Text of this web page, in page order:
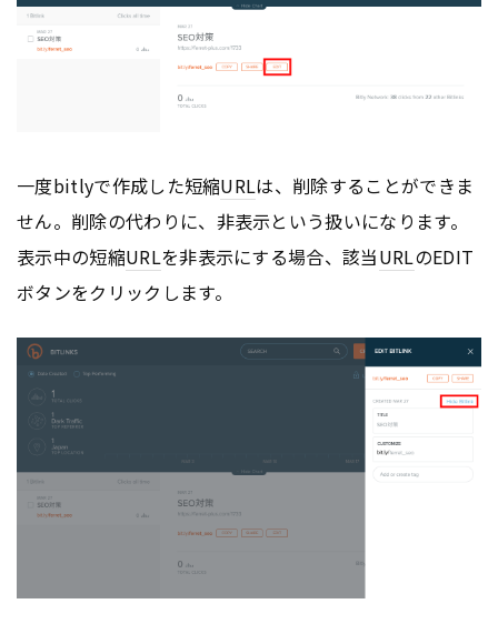
一度bitlyで作成した短縮URLは、削除することができま
せん。削除の代わりに、非表示という扱いになります。
表示中の短縮URLを非表示にする場合、該当URLのEDIT
ボタンをクリックします。